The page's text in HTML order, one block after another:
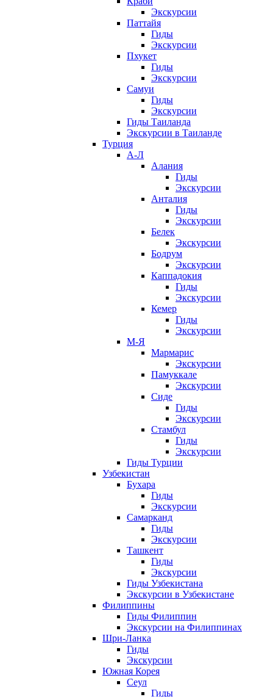
Экскурсии
Паттайя
Гиды
Экскурсии
Пхукет
Гиды
Экскурсии
Самуи
Гиды
Экскурсии
Гиды Таиланда
Экскурсии в Таиланде
Турция
А-Л
Алания
Гиды
Экскурсии
Анталия
Гиды
Экскурсии
Белек
Экскурсии
Бодрум
Экскурсии
Каппадокия
Гиды
Экскурсии
Кемер
Гиды
Экскурсии
М-Я
Мармарис
Экскурсии
Памуккале
Экскурсии
Сиде
Гиды
Экскурсии
Стамбул
Гиды
Экскурсии
Гиды Турции
Узбекистан
Бухара
Гиды
Экскурсии
Самарканд
Гиды
Экскурсии
Ташкент
Гиды
Экскурсии
Гиды Узбекистана
Экскурсии в Узбекистане
Филиппины
Гиды Филиппин
Экскурсии на Филиппинах
Шри-Ланка
Гиды
Экскурсии
Южная Корея
Сеул
Гиды